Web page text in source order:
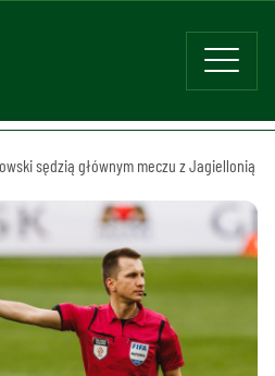
sędzią głównym meczu z Jagiellonią